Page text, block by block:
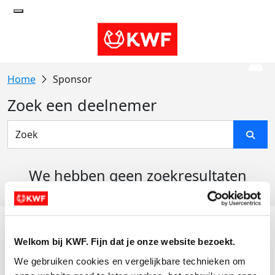
Welkom bij KWF. Fijn dat je onze website bezoekt.
We gebruiken cookies en vergelijkbare technieken om
Sponsor
Zoek een deelnemer
We hebben geen zoekresultaten
Actiematerialen
Evenementen